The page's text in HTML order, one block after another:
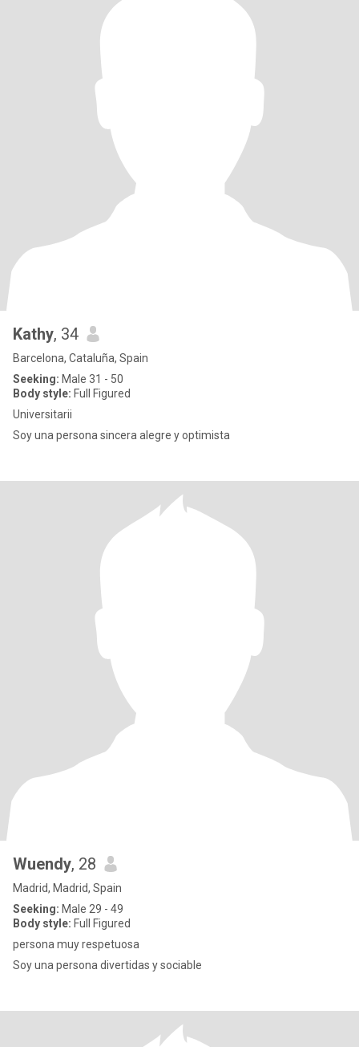
Kathy, 34
Barcelona, Cataluña, Spain
Seeking: Male 31 - 50
Body style: Full Figured
Universitarii
Soy una persona sincera alegre y optimista
Wuendy, 28
Madrid, Madrid, Spain
Seeking: Male 29 - 49
Body style: Full Figured
persona muy respetuosa
Soy una persona divertidas y sociable